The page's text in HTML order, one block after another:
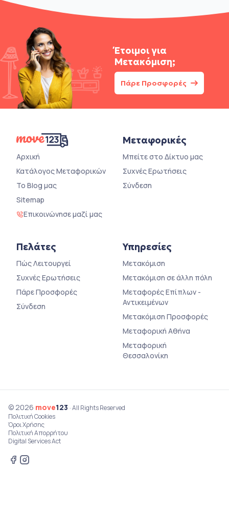
Έτοιμοι για
Μετακόμιση;
Πάρε Προσφορές
Αρχική
Κατάλογος Μεταφορικών
Το Blog μας
Sitemap
Επικοινώνησε μαζί μας
Μεταφορικές
Μπείτε στο Δίκτυο μας
Συχνές Ερωτήσεις
Σύνδεση
Πελάτες
Πώς Λειτουργεί
Συχνές Ερωτήσεις
Πάρε Προσφορές
Σύνδεση
Υπηρεσίες
Μετακόμιση
Μετακόμιση σε άλλη πόλη
Μεταφορές Επίπλων -
Αντικειμένων
Μετακόμιση Προσφορές
Μεταφορική Αθήνα
Μεταφορική
Θεσσαλονίκη
© 2026 move123 · All Rights Reserved
Πολιτική Cookies
Όροι Χρήσης
Πολιτική Απορρήτου
Digital Services Act